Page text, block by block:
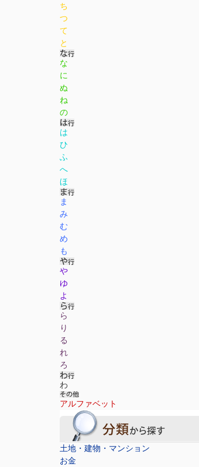
ち
つ
て
と
な
に
ぬ
ね
の
は
ひ
ふ
へ
ほ
ま
み
む
め
も
や
ゆ
よ
ら
り
る
れ
ろ
わ
アルファベット
土地・建物・マンション
お金